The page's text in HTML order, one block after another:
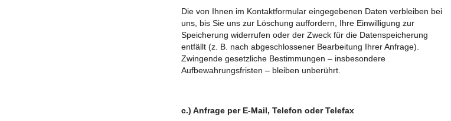
Die von Ihnen im Kontaktformular eingegebenen Daten verbleiben bei
uns, bis Sie uns zur Löschung auffordern, Ihre Einwilligung zur
Speicherung widerrufen oder der Zweck für die Datenspeicherung
entfällt (z. B. nach abgeschlossener Bearbeitung Ihrer Anfrage).
Zwingende gesetzliche Bestimmungen – insbesondere
Aufbewahrungsfristen – bleiben unberührt.
c.) Anfrage per E-Mail, Telefon oder Telefax